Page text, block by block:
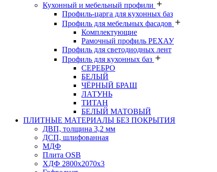
Кухонный и мебельный профили
Профиль-царга для кухонных баз
Профиль для мебельных фасадов
Комплектующие
Рамочный профиль РЕХАУ
Профиль для светодиодных лент
Профиль для кухонных баз
СЕРЕБРО
БЕЛЫЙ
ЧЁРНЫЙ БРАШ
ЛАТУНЬ
ТИТАН
БЕЛЫЙ МАТОВЫЙ
ПЛИТНЫЕ МАТЕРИАЛЫ БЕЗ ПОКРЫТИЯ
ДВП, толщина 3,2 мм
ДСП, шлифованная
МДФ
Плита OSB
ХДФ 2800х2070х3